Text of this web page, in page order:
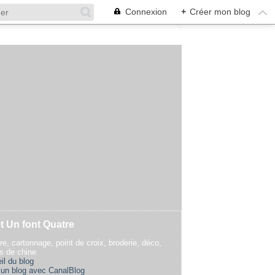
Connexion + Créer mon blog
Un font Quatre
cartonnage, point de croix, broderie, déco,
de chine
du blog
blog avec CanalBlog